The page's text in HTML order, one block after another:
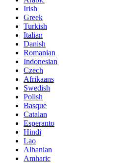
Irish
Greek
Turkish
Italian
Danish
Romanian
Indonesian
Czech
Afrikaans
Swedish
Polish
Basque
Catalan
Esperanto
Hindi
Lao
Albanian
Amharic